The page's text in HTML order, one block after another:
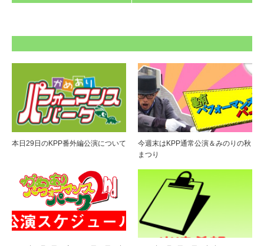
本日29日のKPP番外編公演について
今週末はKPP通常公演＆みのりの秋
まつり